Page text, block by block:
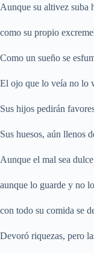
Aunque su altivez suba
como su propio
Como un sueño se
El ojo que lo veía no lo
Sus hijos pedirán
Sus huesos, aún llenos
Aunque el mal sea
aunque lo guarde y no
con todo su comida se
Devoró riquezas, pero